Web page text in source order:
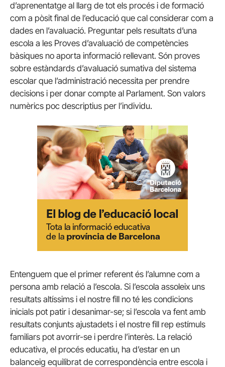
d’aprenentatge al llarg de tot els procés i de formació
com a pòsit final de l’educació que cal considerar com a
dades en l’avaluació. Preguntar pels resultats d’una
escola a les Proves d’avaluació de competències
bàsiques no aporta informació rellevant. Són proves
sobre estàndards d’avaluació sumativa del sistema
escolar que l’administració necessita per prendre
decisions i per donar compte al Parlament. Son valors
numèrics poc descriptius per l’individu.
Entenguem que el primer referent és l’alumne com a
persona amb relació a l’escola. Si l’escola assoleix uns
resultats altíssims i el nostre fill no té les condicions
inicials pot patir i desanimar-se; si l’escola va fent amb
resultats conjunts ajustadets i el nostre fill rep estímuls
familiars pot avorrir-se i perdre l’interès. La relació
educativa, el procés educatiu, ha d’estar en un
balanceig equilibrat de correspondència entre escola i